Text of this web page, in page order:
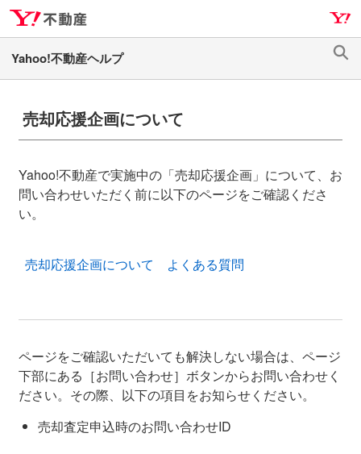
ナ
ビ
ゲ
ー
ス
キ
ッ
メ
イ
ン
コ
へ
ス
キ
売却応援企画について
Yahoo!不動産で実施中の「売却応援企画」について、お
問い合わせいただく前に以下のページをご確認くださ
い。
売却応援企画について よくある質問
ページをご確認いただいても解決しない場合は、ページ
下部にある［お問い合わせ］ボタンからお問い合わせく
ださい。その際、以下の項目をお知らせください。
売却査定申込時のお問い合わせID